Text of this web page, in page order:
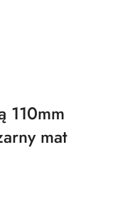
110mm
mat